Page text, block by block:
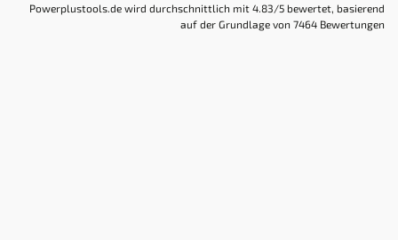
Powerplustools.de wird durchschnittlich mit 4.83 /5 bewertet, basierend
auf der Grundlage von 7464 Bewertungen